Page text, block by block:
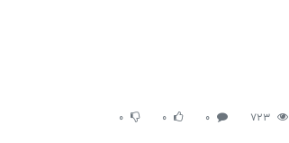
723
0
0
0